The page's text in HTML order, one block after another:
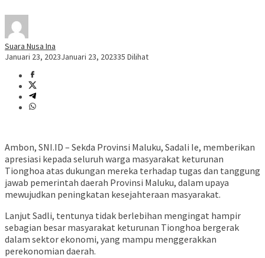
Suara Nusa Ina
Januari 23, 2023Januari 23, 202335 Dilihat
Ambon, SNI.ID – Sekda Provinsi Maluku, Sadali Ie, memberikan
apresiasi kepada seluruh warga masyarakat keturunan
Tionghoa atas dukungan mereka terhadap tugas dan tanggung
jawab pemerintah daerah Provinsi Maluku, dalam upaya
mewujudkan peningkatan kesejahteraan masyarakat.
Lanjut Sadli, tentunya tidak berlebihan mengingat hampir
sebagian besar masyarakat keturunan Tionghoa bergerak
dalam sektor ekonomi, yang mampu menggerakkan
perekonomian daerah.